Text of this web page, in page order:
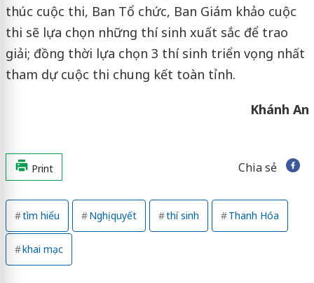
thúc cuộc thi, Ban Tổ chức, Ban Giám khảo cuộc
thi sẽ lựa chọn những thí sinh xuất sắc để trao
giải; đồng thời lựa chọn 3 thí sinh triển vọng nhất
tham dự cuộc thi chung kết toàn tỉnh.
Khánh An
Print Chia sẻ
tìm hiểu Nghị quyết thí sinh Thanh Hóa
khai mạc